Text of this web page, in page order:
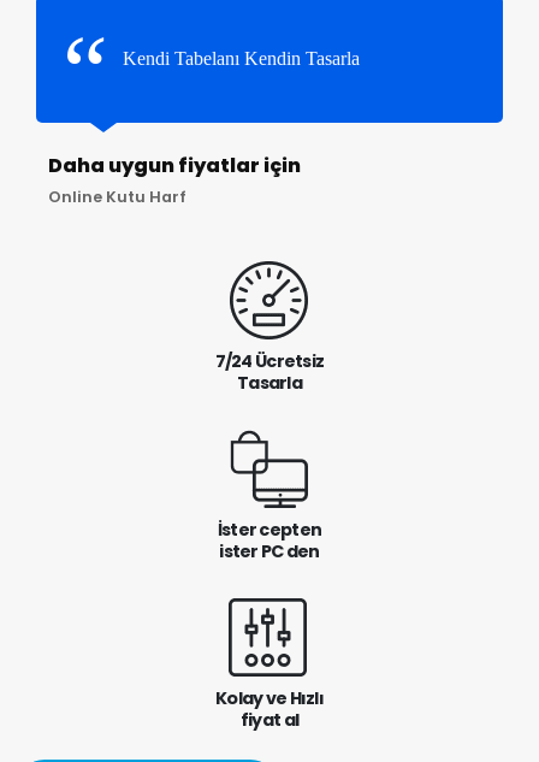
Kendi Tabelanı Kendin Tasarla
Daha uygun fiyatlar için
Online Kutu Harf
7/24 Ücretsiz
Tasarla
İster cepten
ister PC den
Kolay ve Hızlı
fiyat al